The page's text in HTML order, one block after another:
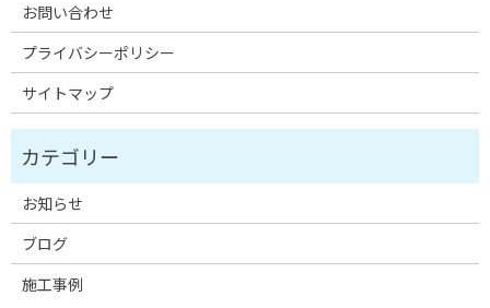
お問い合わせ
プライバシーポリシー
サイトマップ
お知らせ
ブログ
施工事例